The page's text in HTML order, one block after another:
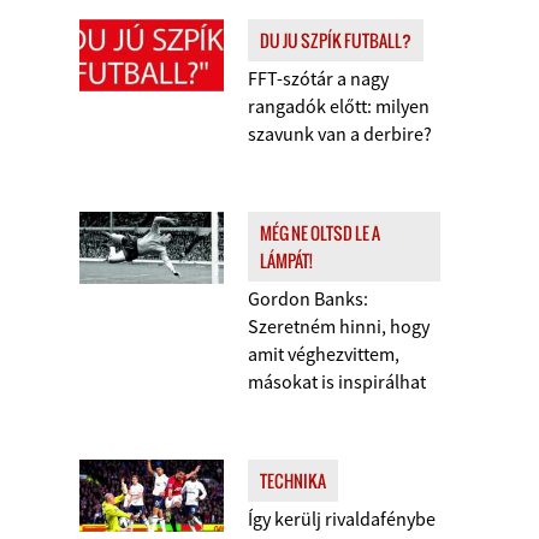
DU JU SZPÍK FUTBALL?
FFT-szótár a nagy
rangadók előtt: milyen
szavunk van a derbire?
MÉG NE OLTSD LE A
LÁMPÁT!
Gordon Banks:
Szeretném hinni, hogy
amit véghezvittem,
másokat is inspirálhat
TECHNIKA
Így kerülj rivaldafénybe